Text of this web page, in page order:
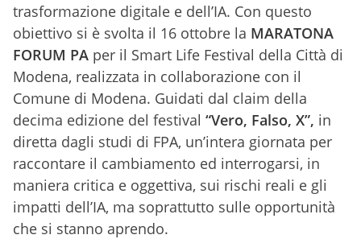
trasformazione digitale e dell’IA. Con questo
obiettivo si è svolta il 16 ottobre la MARATONA
FORUM PA per il Smart Life Festival della Città di
Modena, realizzata in collaborazione con il
Comune di Modena. Guidati dal claim della
decima edizione del festival “Vero, Falso, X”, in
diretta dagli studi di FPA, un’intera giornata per
raccontare il cambiamento ed interrogarsi, in
maniera critica e oggettiva, sui rischi reali e gli
impatti dell’IA, ma soprattutto sulle opportunità
che si stanno aprendo.